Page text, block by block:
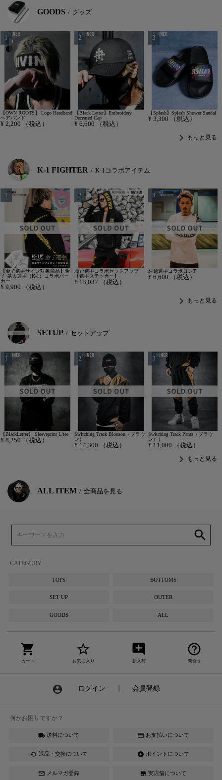
GOODS グッズ
【OWN ROOTS】 Logo Headband
ヘアバンド
¥ 2,200 （税込）
【Black Letter】Embroidery
Deceased Cap
¥ 6,600 （税込）
【Splash】Splash Shower Sandal
¥ 3,300 （税込）
chevron_right もっと見る
K-1 FIGHTER K-1コラボアイテム
【金子選手サイン対象商品】金
子 晃大選手（K-1）コラボパー
カー
¥ 9,900 （税込）
城戸選手コラボセットアップ
【選手ステッカー】
¥ 13,037 （税込）
村越選手コラボロンT
¥ 6,600 （税込）
chevron_right もっと見る
SETUP セットアップ
【BlackLetter】 Sleeveprint L/tee
¥ 8,250 （税込）
Switching Track Blouson（ブラウ
ン）
¥ 14,300 （税込）
Switching Track Pants（ブラウ
ン））
¥ 11,000 （税込）
chevron_right もっと見る
ALL ITEM 全商品を見る
search
CATEGORY
TOPS BOTTOMS
SET UP OUTER
GOODS ALL
shopping_cart
カート
star_border
お気に入り
add_comment
新入荷
help_outline
問合せ
account_circle ログイン 会員登録
何かお困りですか？
local_shipping 送料について credit_card お支払いについて
cached 返品・交換について offline_bolt ポイントについて
mail_outline メルマガ登録 store 実店舗について